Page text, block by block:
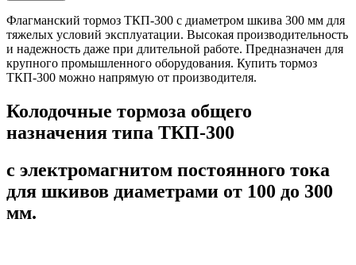
Флагманский тормоз ТКП-300 с диаметром шкива 300 мм для
тяжелых условий эксплуатации. Высокая производительность
и надежность даже при длительной работе. Предназначен для
крупного промышленного оборудования. Купить тормоз
ТКП-300 можно напрямую от производителя.
Колодочные тормоза общего
назначения типа ТКП-300
с электромагнитом постоянного тока
для шкивов диаметрами от 100 до 300
мм.